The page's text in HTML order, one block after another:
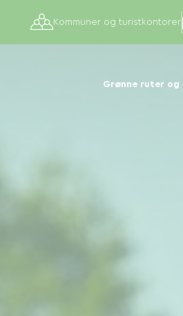
Grønne ruter
Kommuner og turistkontorer